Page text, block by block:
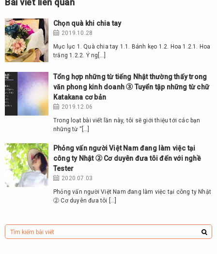
Bài viết liên quan
Chọn quà khi chia tay
2019.10.28
Mục lục 1. Quà chia tay 1.1. Bánh kẹo 1.2. Hoa 1.2.1. Hoa
trắng 1.2.2. Ý ng[…]
Tổng hợp những từ tiếng Nhật thường thấy trong
văn phong kinh doanh ③ Tuyển tập những từ chữ
Katakana cơ bản
2019.12.06
Trong loạt bài viết lần này, tôi sẽ giới thiệu tới các bạn
những từ “[…]
Phỏng vấn người Việt Nam đang làm việc tại
công ty Nhật ② Cơ duyên đưa tôi đến với nghề
Tester
2020.07.03
Phỏng vấn người Việt Nam đang làm việc tại công ty Nhật
② Cơ duyên đưa tôi […]